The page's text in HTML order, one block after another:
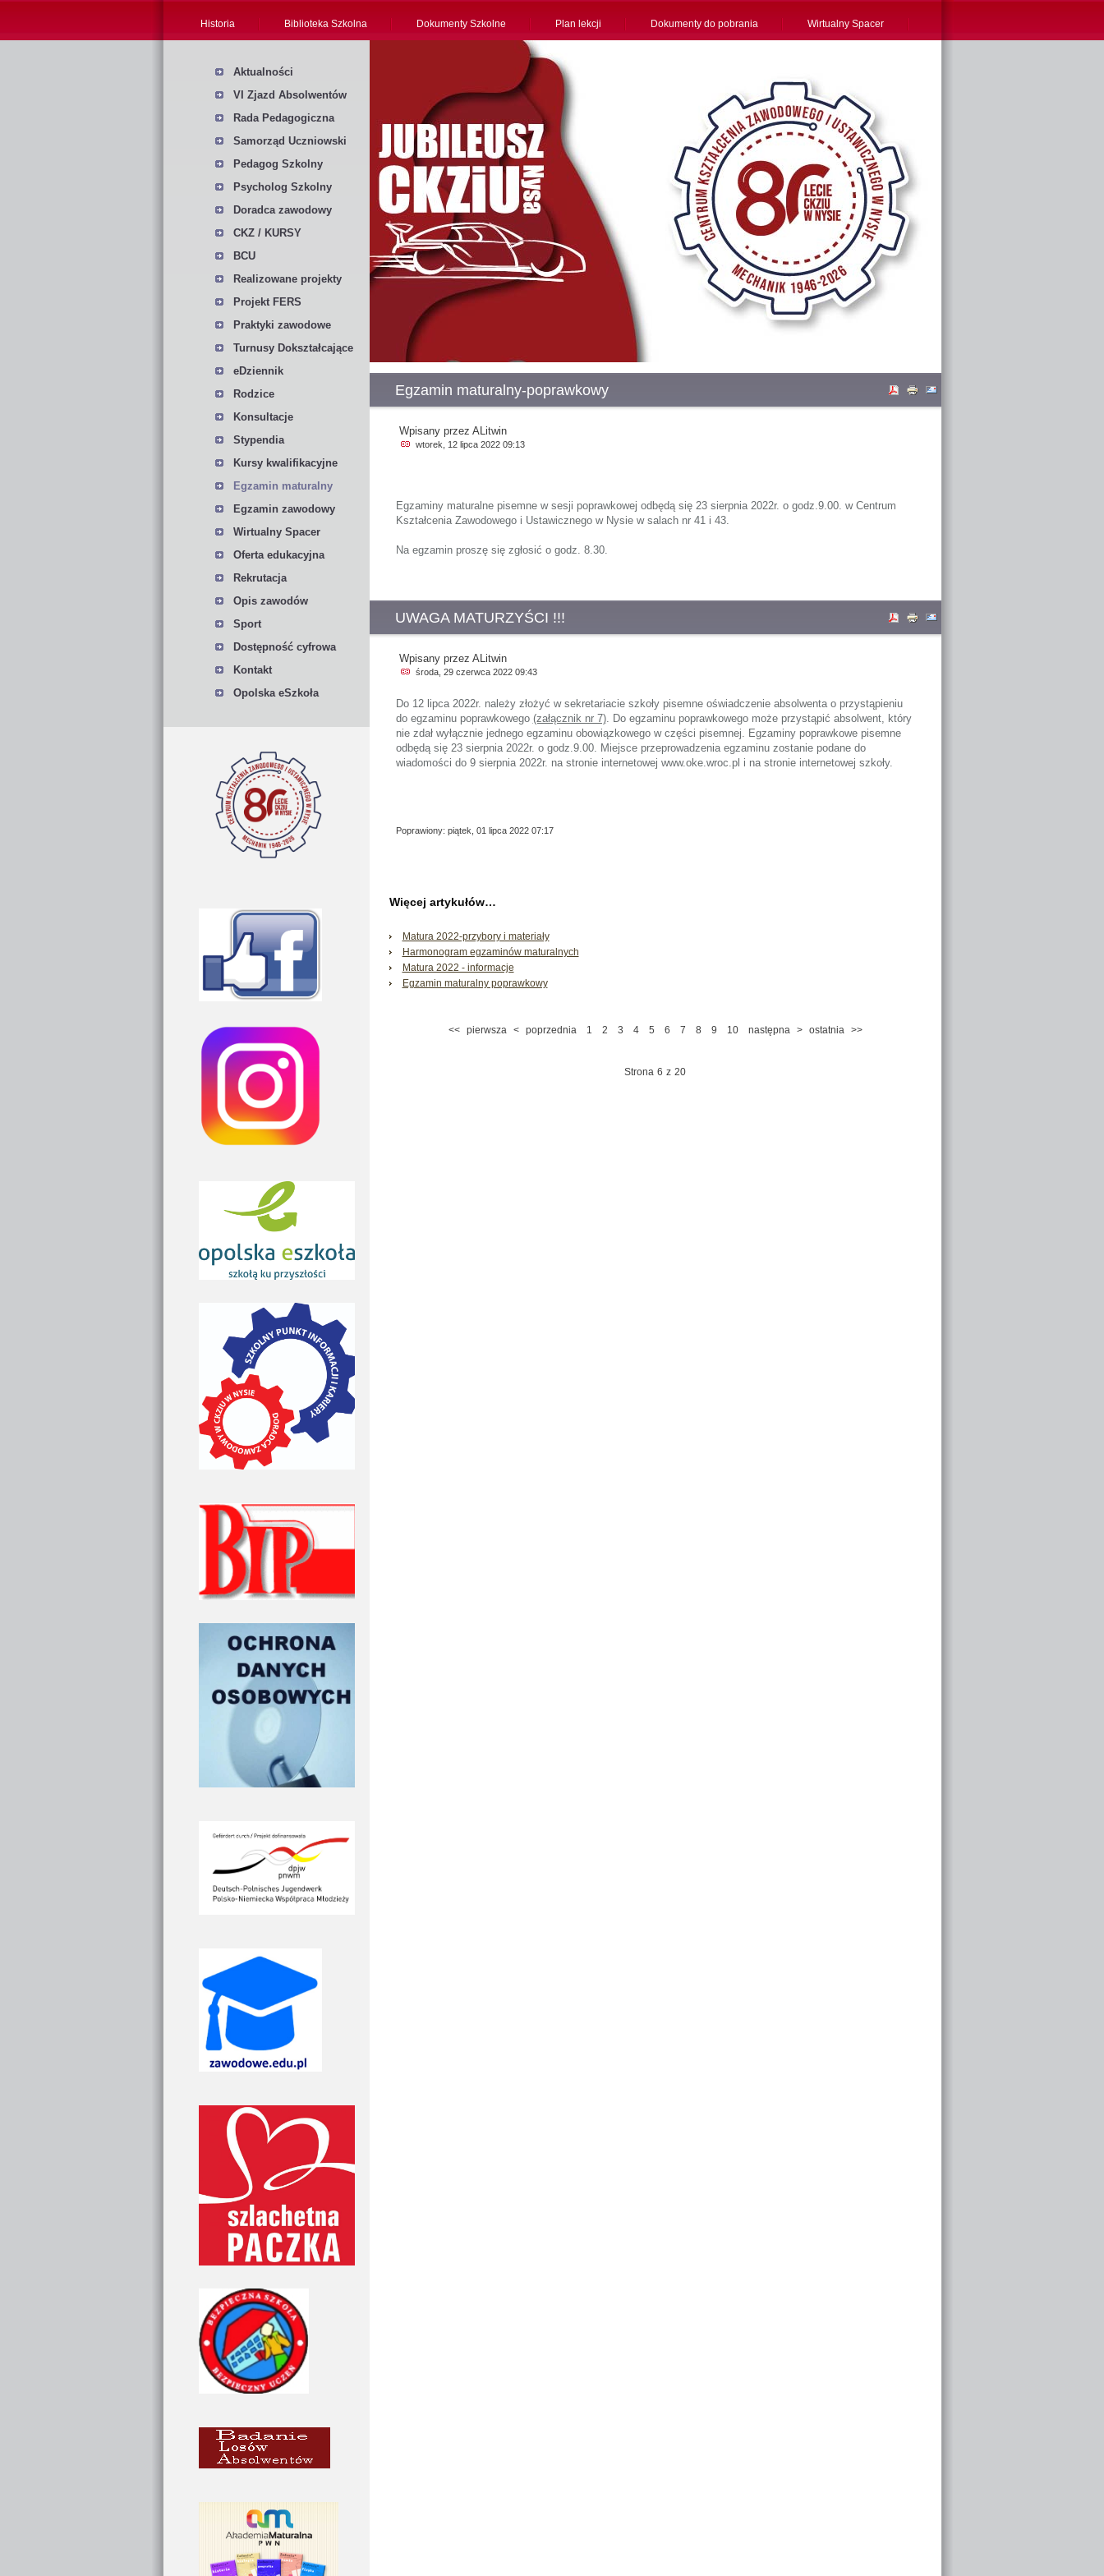
Historia Biblioteka Szkolna Dokumenty Szkolne Plan lekcji Dokumenty do pobrania Wirtualny Spacer
Aktualności
VI Zjazd Absolwentów
Rada Pedagogiczna
Samorząd Uczniowski
Pedagog Szkolny
Psycholog Szkolny
Doradca zawodowy
CKZ / KURSY
BCU
Realizowane projekty
Projekt FERS
Praktyki zawodowe
Turnusy Dokształcające
eDziennik
Rodzice
Konsultacje
Stypendia
Kursy kwalifikacyjne
Egzamin maturalny
Egzamin zawodowy
Wirtualny Spacer
Oferta edukacyjna
Rekrutacja
Opis zawodów
Sport
Dostępność cyfrowa
Kontakt
Opolska eSzkoła
Egzamin maturalny-poprawkowy
Wpisany przez ALitwin
wtorek, 12 lipca 2022 09:13
Egzaminy maturalne pisemne w sesji poprawkowej odbędą się 23 sierpnia 2022r. o godz.9.00. w Centrum
Kształcenia Zawodowego i Ustawicznego w Nysie w salach nr 41 i 43.
Na egzamin proszę się zgłosić o godz. 8.30.
UWAGA MATURZYŚCI !!!
Wpisany przez ALitwin
środa, 29 czerwca 2022 09:43
Do 12 lipca 2022r. należy złożyć w sekretariacie szkoły pisemne oświadczenie absolwenta o przystąpieniu
do egzaminu poprawkowego (załącznik nr 7). Do egzaminu poprawkowego może przystąpić absolwent, który
nie zdał wyłącznie jednego egzaminu obowiązkowego w części pisemnej. Egzaminy poprawkowe pisemne
odbędą się 23 sierpnia 2022r. o godz.9.00. Miejsce przeprowadzenia egzaminu zostanie podane do
wiadomości do 9 sierpnia 2022r. na stronie internetowej www.oke.wroc.pl i na stronie internetowej szkoły.
Poprawiony: piątek, 01 lipca 2022 07:17
Więcej artykułów…
Matura 2022-przybory i materiały
Harmonogram egzaminów maturalnych
Matura 2022 - informacje
Egzamin maturalny poprawkowy
<< pierwsza < poprzednia 1 2 3 4 5 6 7 8 9 10 następna > ostatnia >>
Strona 6 z 20